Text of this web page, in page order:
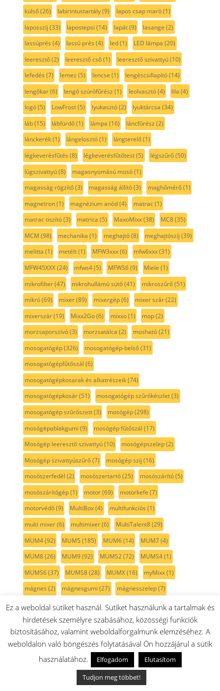
külső(26) labirintustartály(9) lapos csap maró(1)
laposszíj (33) lapostepsi (14) lapát(9) lasange (2)
lassúprés (4) lassú prés (4) led(1) LED lámpa (20)
leeresztő(2) leeresztő cső(1) leeresztő szivattyú(10)
lefedés (7) lemez (5) lencse (1) lengéscsillapító(14)
lengőkar(6) lengő szúrófűrész (1) leolvasztó(4) lila (4)
logó(5) LowFrost(5) lyukasztó(2) lyuktárcsa (34)
láb(15) lábfürdő(1) lámpa (16) láncfűrész (2)
lánckerék(1) lángelosztó(1) lángterelő(1)
légkeverésfűtés (8) légkeverésfűtőtest(5) légszűrő(50)
lúgszivattyú(8) magasnyomású mosó(1)
magasság rögzítő(3) magasság állító(3) maghőmérő(1)
magnetron(1) magnézium anód(4) matrac(1)
matrac tiszító(3) matrica (5) MaxoMixx(38) MC8(35)
MCM (98) mechanika (1) meghajtó(8) meghajtószíj (39)
melitta (1) metélt(1) MFW3xxx(6) mfw6xxx(31)
MFW45XXX(24) mfws4(5) MFWS6(9) Miele (1)
mikrofilter(47) mikrohullámú sütő(41) mikroszűrő(51)
mikró(69) mixer(89) mixergép(6) mixer szár(22)
mixerszár(19) Mixx2Go(6) mixxo(1) mop(2)
morzsaporszívó(3) morzsatálca (2) mosható(21)
mosogatógép(326) mosogatógép-belső(31)
mosogatógépfűtőszál (6)
mosogatógépkosarak és alkatrészeik(74)
mosogatógépkosár(51) mosogatógép szűrőkészlet(3)
mosogatógép szűrőszett(3) mosógép(298)
mosógépablakgumi (9) mosógép fűtőszál (17)
Mosógép leeresztő szivattyú(10) mosógépszelep(2)
Mosógép szivattyúszűrő(7) mosógép szíj (16)
mosószerfedél (2) mosószertartó(25) mosószárító(5)
mosószárítógép(1) motor(69) motorkefe (7)
motorvédő(9) MultiBox(4) multifunkciós (1)
multi mixer(6) multimixer(6) MultiTalent8(29)
MUM4(92) MUM5 (185) MUM6(14) MUM7(4)
MUM8(26) MUM9(92) MUMS2(72) MUMS4(1)
MUMS6(37) MUMS8(28) MUMX(16) myMixx(1)
mágnes (2) mágnesgumi (27) mágnesszelep(7)
mákdaráló(4) mák daráló(2) méhviaszos kendő(1)
mélyhűtő(108) mélyhűtőleolvasztó(2) mélytepsi(13)
mérleg(2) mérőpohár (6) műanyag(31) nagyflex (5)
narancssárga(3) nedvesköszörű(1)
(1) nofrost(13) no frost(2) ntc(3)
nyomógomb(19) O-gyűrű(20)
Ez a weboldal sütiket használ. Sütiket használunk a tartalmak és
hirdetések személyre szabásához, közösségi funkciók
biztosításához, valamint weboldalforgalmunk elemzéséhez. A
weboldalon való böngészés folytatásával Ön hozzájárul a sütik
használatához.
Elfogadom
Elutasítom
Tudjon meg többet!